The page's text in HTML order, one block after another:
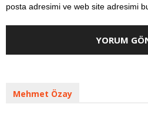
posta adresimi ve web site adresimi
Mehmet Özay